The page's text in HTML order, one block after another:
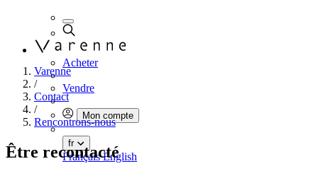
Acheter
Vendre
Mon compte
fr
FrançaisEnglish
Varenne
/
Contact
/
Rencontrons-nous
Être recontacté